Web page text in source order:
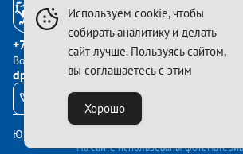
+7 (843) 206-52-47 (доб.1)
Вопросы по покупке курсов
dpo@kpfu.ru
Юридические документы
На сайте использованы
Используем cookie, чтобы
собирать аналитику и делать
сайт лучше. Пользуясь сайтом,
вы соглашаетесь с этим
Хорошо